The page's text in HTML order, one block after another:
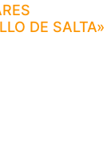
DE SALTA»